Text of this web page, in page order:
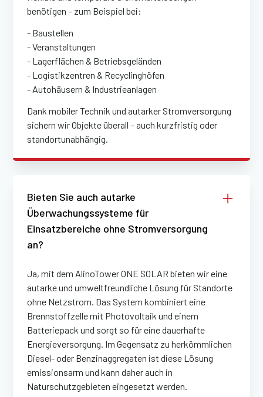
benötigen – zum Beispiel bei:
- Baustellen
- Veranstaltungen
- Lagerflächen & Betriebsgeländen
- Logistikzentren & Recyclinghöfen
- Autohäusern & Industrieanlagen
Dank mobiler Technik und autarker Stromversorgung
sichern wir Objekte überall – auch kurzfristig oder
standortunabhängig.
Bieten Sie auch autarke
Überwachungssysteme für
Einsatzbereiche ohne Stromversorgung
an?
Ja, mit dem AlinoTower ONE SOLAR bieten wir eine
autarke und umweltfreundliche Lösung für Standorte
ohne Netzstrom. Das System kombiniert eine
Brennstoffzelle mit Photovoltaik und einem
Batteriepack und sorgt so für eine dauerhafte
Energieversorgung. Im Gegensatz zu herkömmlichen
Diesel- oder Benzinaggregaten ist diese Lösung
emissionsarm und kann daher auch in
Naturschutzgebieten eingesetzt werden.